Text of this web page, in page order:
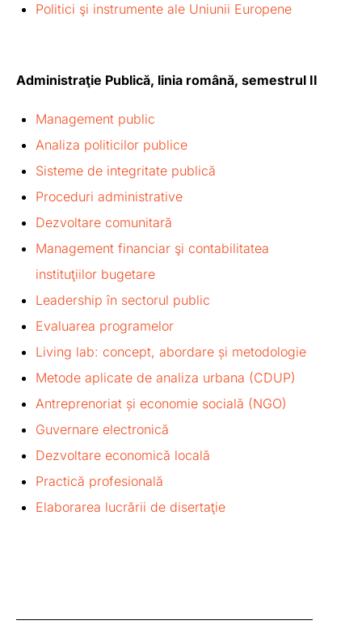
Politici şi instrumente ale Uniunii Europene
Administraţie Publică, linia română, semestrul II
Management public
Analiza politicilor publice
Sisteme de integritate publică
Proceduri administrative
Dezvoltare comunitară
Management financiar şi contabilitatea
instituţiilor bugetare
Leadership în sectorul public
Evaluarea programelor
Living lab: concept, abordare și metodologie
Metode aplicate de analiza urbana (CDUP)
Antreprenoriat și economie socială (NGO)
Guvernare electronică
Dezvoltare economică locală
Practică profesională
Elaborarea lucrării de disertaţie